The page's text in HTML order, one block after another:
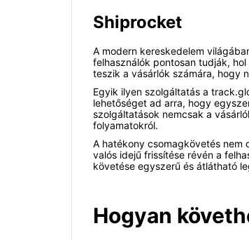
Shiprocket
A modern kereskedelem
felhasználók pontosan tudják,
teszik a vásárlók számára, hogy
Egyik ilyen szolgáltatás a
lehetőséget ad arra, hogy
szolgáltatások nemcsak a
folyamatokról.
A hatékony csomagkövetés nem
valós idejű frissítése révén a
követése egyszerű és átlátható
Hogyan